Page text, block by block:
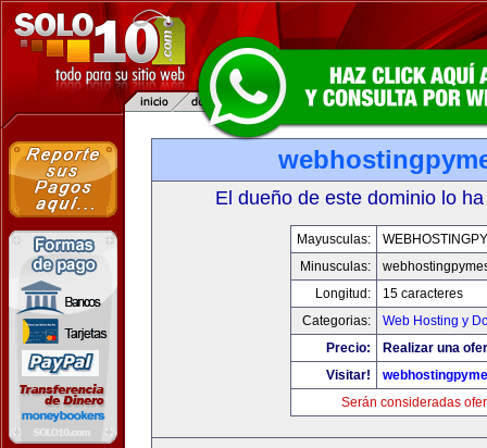
El dueño de este dominio lo
Mayusculas:
Minusculas:
Longitud:
15 caracteres
Categorias:
Web Hosting y
Precio:
Realizar una
Visitar!
Serán consideradas